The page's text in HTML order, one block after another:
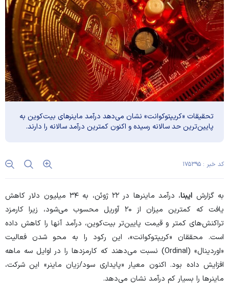
تحقیقات «کریپتوکوانت» نشان می‌دهد درآمد ماینر‌های بیت‌کوین به
پایین‌ترین حد سالانه رسیده و اکنون کمترین درآمد سالانه را دارند.
کد خبر : ۱۷۵۳۹۵
به گزارش ایبنا
، درآمد ماینر‌ها در ۲۲ ژوئن، به ۳۴ میلیون دلار کاهش
یافت که کمترین میزان از ۲۰ آوریل محسوب می‌شود، زیرا کارمزد
تراکنش‌های کمتر و قیمت پایین‌تر بیت‌کوین، درآمد آنها را کاهش داده
است. محققان «کریپتوکوانت»، این رکود را به محو شدن فعالیت
«اوردینال» (Ordinal) نسبت می‌دهند که کارمزد‌ها را در اوایل سه ماهه
افزایش داده بود. اکنون معیار «پایداری سود/زیان ماینر» این شرکت،
ماینر‌ها را بسیار کم درآمد نشان می‌دهد.